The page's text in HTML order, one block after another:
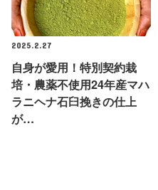
2025.2.27
自身が愛用！特別契約栽
培・農薬不使用24年産マハ
ラニヘナ石臼挽きの仕上
が…